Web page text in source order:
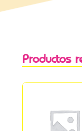
Productos